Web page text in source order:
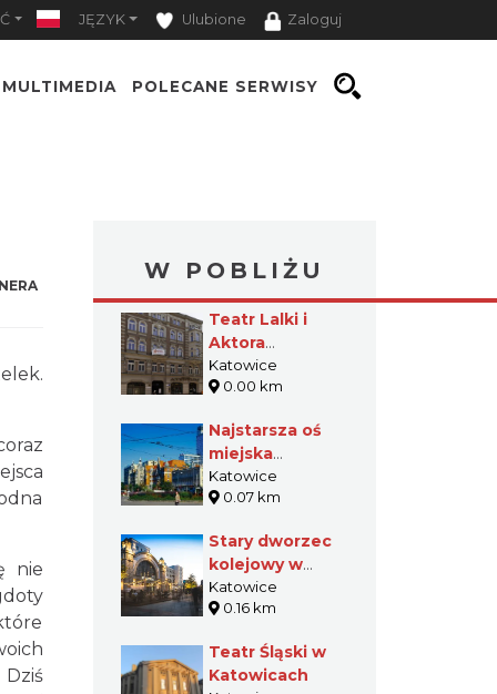
JĘZYK Ulubione Zaloguj
MULTIMEDIA POLECANE SERWISY
nie
Dziś
W POBLIŻU
Teatr Lalki i
Aktora
„Ateneum” w
Katowicach
Katowice
0.00 km
Najstarsza oś
miejska
Katowic
Katowice
0.07 km
Stary dworzec
kolejowy w
Katowicach
Katowice
0.16 km
Teatr Śląski w
Katowicach